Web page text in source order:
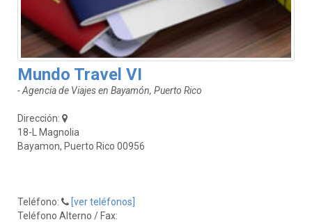
Mundo Travel VI
- Agencia de Viajes en Bayamón, Puerto Rico
Dirección:
18-L Magnolia
Bayamon, Puerto Rico 00956
Teléfono:
[ver teléfonos]
Teléfono Alterno / Fax: